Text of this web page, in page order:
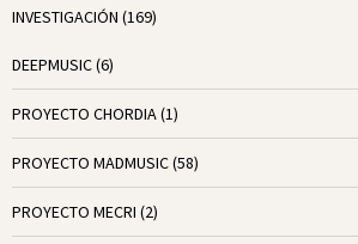
INVESTIGACIÓN (169)
DEEPMUSIC(6)
PROYECTO CHORDIA(1)
PROYECTO MADMUSIC(58)
PROYECTO MECRI (2)